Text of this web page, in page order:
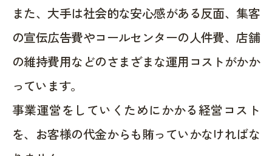
また、大手は社会的な安心感がある反面、集客
の宣伝広告費やコールセンターの人件費、店舗
の維持費用などのさまざまな運用コストがかか
っています。
事業運営をしていくためにかかる経営コスト
を、お客様の代金からも賄っていかなければな